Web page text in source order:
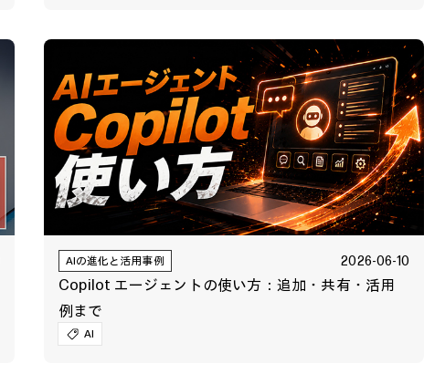
AIの進化と活用事例 2026-06-10
Copilot エージェントの使い方：追加・共有・活用
例まで
AI